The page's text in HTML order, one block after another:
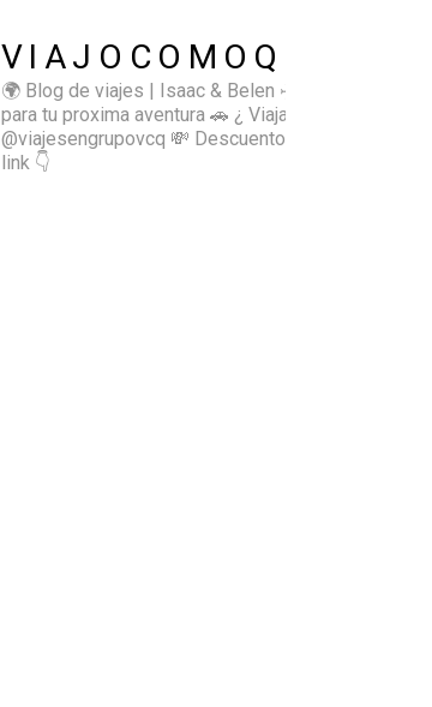
VIAJOCOMOQUIERO
🌍 Blog de viajes | Isaac & Belen ✈️ Inspírate
para tu proxima aventura 🚗 ¿ Viajas sol@? 👉🏻
@viajesengrupovcq 💸 Descuentos y tips en el
link 👇